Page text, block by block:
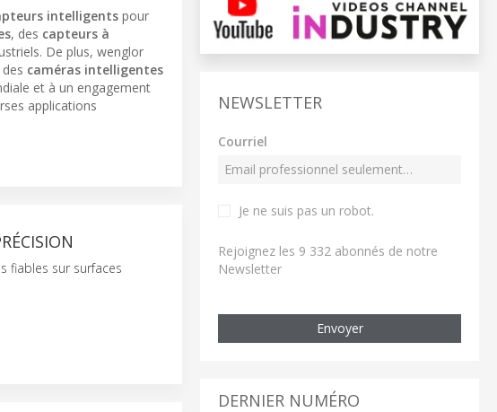
intelligents pour
, des capteurs à
De plus, wenglor
des caméras intelligentes
et à un engagement
applications
fiables sur surfaces
NEWSLETTER
Courriel
Je ne suis pas un robot.
Rejoignez les 9 332 abonnés de notre
Newsletter
Envoyer
DERNIER NUMÉRO